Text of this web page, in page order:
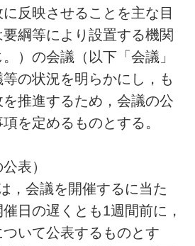
反映させることを主な目
綱等により設置する機関
）の会議（以下「会議」
の状況を明らかにし，も
推進するため，会議の公
を定めるものとする。
表）
会議を開催するに当た
日の遅くとも1週間前に，
いて公表するものとす